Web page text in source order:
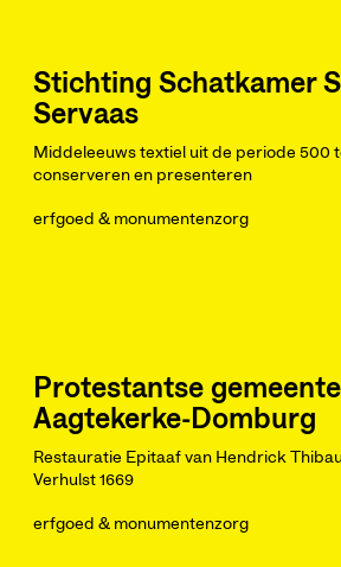
Stichting Schatkamer
Servaas
Middeleeuws textiel uit de periode 500
conserveren en presenteren
erfgoed & monumentenzorg
Protestantse
Aagtekerke-Domburg
Restauratie Epitaaf van Hendrick
Verhulst 1669
erfgoed & monumentenzorg